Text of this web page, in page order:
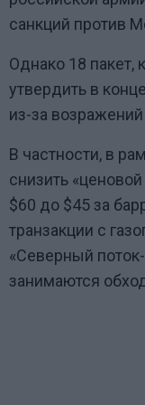
санкций против
Однако 18 пакет,
утвердить в
из-за
В частности, в
снизить «
$60 до $45 за
транзакции с
«Северный
занимаются